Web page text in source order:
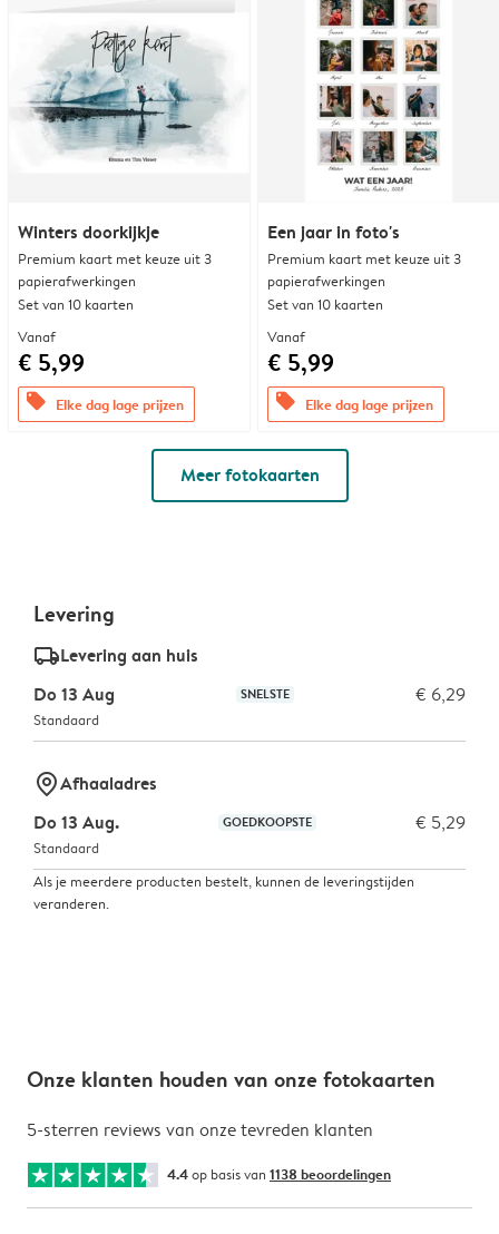
Winters doorkijkje
Premium kaart met keuze uit 3
papierafwerkingen
Set van 10 kaarten
Vanaf
€ 5,99
offers Elke dag lage prijzen
Een jaar in foto's
Premium kaart met keuze uit 3
papierafwerkingen
Set van 10 kaarten
Vanaf
€ 5,99
offers Elke dag lage prijzen
Meer fotokaarten
Levering
delivery_standard_v2Levering aan huis
Do 13 Aug
SNELSTE € 6,29
Standaard
marker-pinAfhaaladres
Do 13 Aug.
GOEDKOOPSTE € 5,29
Standaard
Als je meerdere producten bestelt, kunnen de leveringstijden
veranderen.
Onze klanten houden van onze fotokaarten
5-sterren reviews van onze tevreden klanten
4.4op basis van 1138 beoordelingen